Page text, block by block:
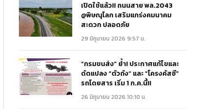
เปิดใช้แล้ว!! ถนนสาย พล.2043
@พิษณุโลก เสริมแกร่งคมนาคม
สะดวก ปลอดภัย
29 มิถุนายน 2026 9:57 น.
“กรมขนส่ง” ย้ำ! ประกาศแก้ไขและ
ดัดแปลง “ตัวถัง” และ “โครงคัสซี”
รถโดยสาร เริ่ม 1 ก.ค.นี้!!
26 มิถุนายน 2026 10:10 น.